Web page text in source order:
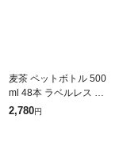
麦茶 ペットボトル 500
ml 48本 ラベルレス ミ
ツウロコ 24本 2箱セッ
2,780円